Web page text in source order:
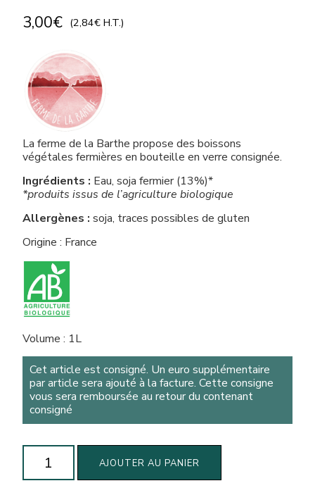
3,00€ (2,84€ H.T.)
La ferme de la Barthe propose des boissons
végétales fermières en bouteille en verre consignée.
Ingrédients : Eau, soja fermier (13%)*
*produits issus de l’agriculture biologique
Allergènes : soja, traces possibles de gluten
Origine : France
Volume : 1L
Cet article est consigné. Un euro supplémentaire
par article sera ajouté à la facture. Cette consigne
vous sera remboursée au retour du contenant
consigné
quantité
AJOUTER AU PANIER